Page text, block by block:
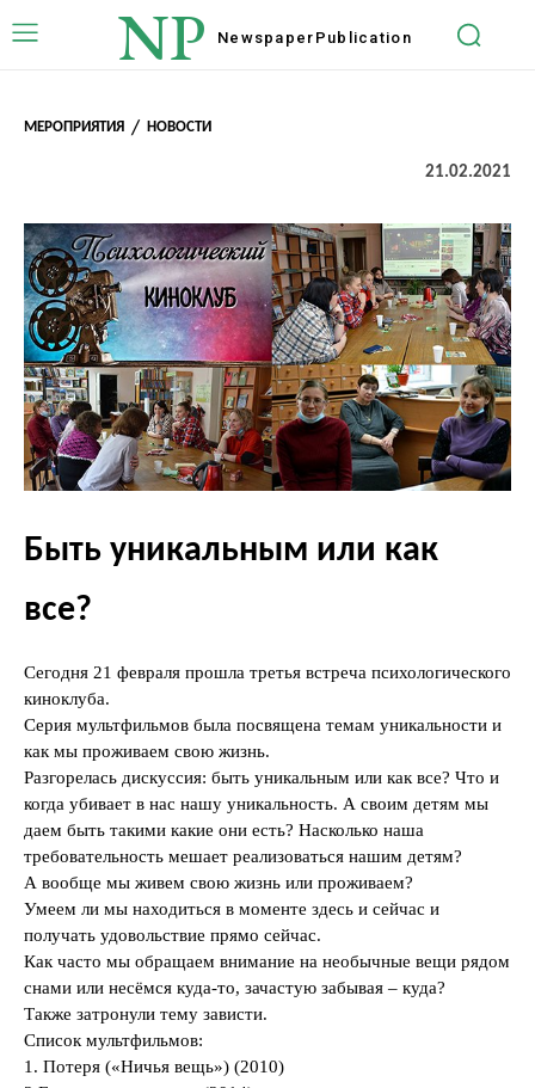
NP Newspaper Publication
МЕРОПРИЯТИЯ НОВОСТИ
21.02.2021
Быть уникальным или как
все?
Сегодня 21 февраля прошла третья встреча психологического
киноклуба.
Серия мультфильмов была посвящена темам уникальности и
как мы проживаем свою жизнь.
Разгорелась дискуссия: быть уникальным или как все? Что и
когда убивает в нас нашу уникальность. А своим детям мы
даем быть такими какие они есть? Насколько наша
требовательность мешает реализоваться нашим детям?
А вообще мы живем свою жизнь или проживаем?
Умеем ли мы находиться в моменте здесь и сейчас и
получать удовольствие прямо сейчас.
Как часто мы обращаем внимание на необычные вещи рядом
снами или несёмся куда-то, зачастую забывая – куда?
Также затронули тему зависти.
Список мультфильмов:
1. Потеря («Ничья вещь») (2010)